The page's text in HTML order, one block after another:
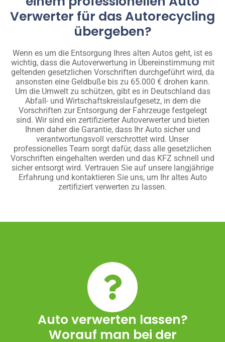
Verwerter für das Autorecycling
übergeben?
Wenn es um die Entsorgung Ihres alten Autos geht, ist es
wichtig, dass die Autoverwertung in Übereinstimmung mit
geltenden gesetzlichen Vorschriften durchgeführt wird, da
ansonsten eine Geldbuße bis zu 65.000 € drohen kann.
Um die Umwelt zu schützen, gibt es in Deutschland das
Abfall- und Wirtschaftskreislaufgesetz, in dem die
Vorschriften zur Entsorgung der Fahrzeuge festgelegt
sind. Wir sind ein zertifizierter Autoverwerter und bieten
Ihnen daher die Garantie, dass Ihr Auto sicher und
verantwortungsvoll verschrottet wird. Unser
professionelles Team sorgt dafür, dass alle gesetzlichen
Vorschriften eingehalten werden und das KFZ schnell und
sicher entsorgt wird. Vertrauen Sie auf unsere langjährige
Erfahrung und kontaktieren Sie uns, um Ihr altes Auto
zertifiziert verwerten zu lassen.
Auto verwerten lassen?
Worauf man bei der